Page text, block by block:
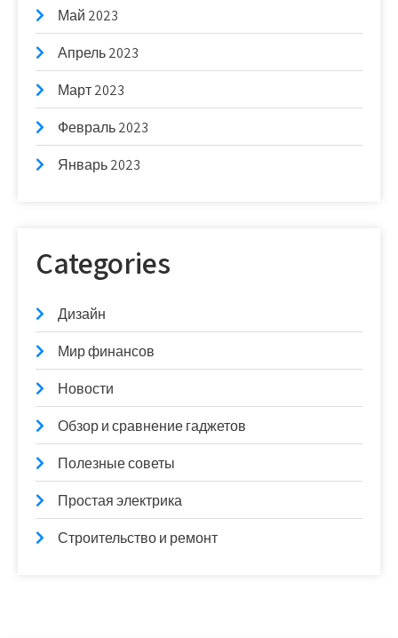
Май 2023
Апрель 2023
Март 2023
Февраль 2023
Январь 2023
Categories
Дизайн
Мир финансов
Новости
Обзор и сравнение гаджетов
Полезные советы
Простая электрика
Строительство и ремонт